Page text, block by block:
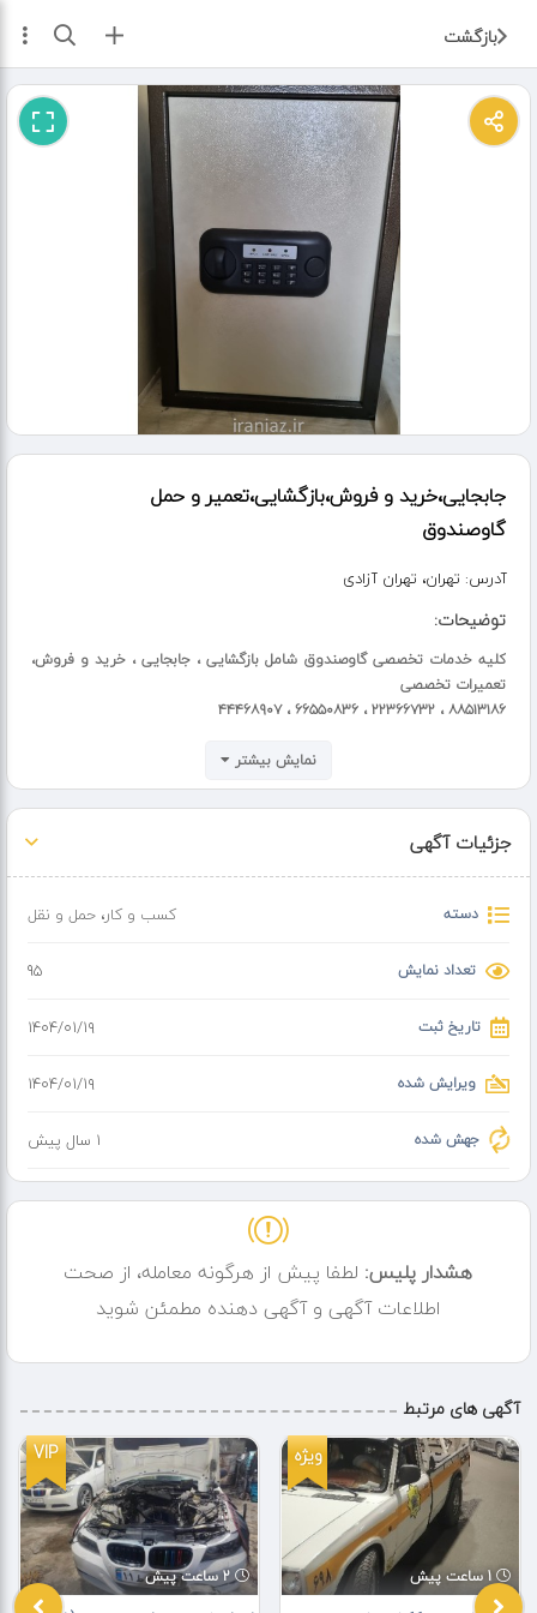
بازگشت ثبت آگهی
جابجایی،خرید و فروش،بازگشایی،تعمیر و حمل
گاوصندوق
آدرس: تهران، تهران آزادی
توضیحات:
کلیه خدمات تخصصی گاوصندوق شامل بازگشایی ، جابجایی ، خرید و فروش،
تعمیرات تخصصی
۸۸۵۱۳۱۸۶ ، ۲۲۳۶۶۷۳۲ ، ۶۶۵۵۰۸۳۶ ، ۴۴۴۶۸۹۰۷
نمایش بیشتر
جزئیات آگهی
دسته کسب و کار،حمل و نقل
تعداد نمایش 95
تاریخ ثبت ۱۴۰۴/۰۱/۱۹
ویرایش شده ۱۴۰۴/۰۱/۱۹
جهش شده 1 سال پیش
هشدار پلیس: لطفا پیش از هرگونه معامله، از صحت
اطلاعات آگهی و آگهی دهنده مطمئن شوید
آگهی های مرتبط
VIP
2 ساعت پیش
ویژه
1 ساعت پیش